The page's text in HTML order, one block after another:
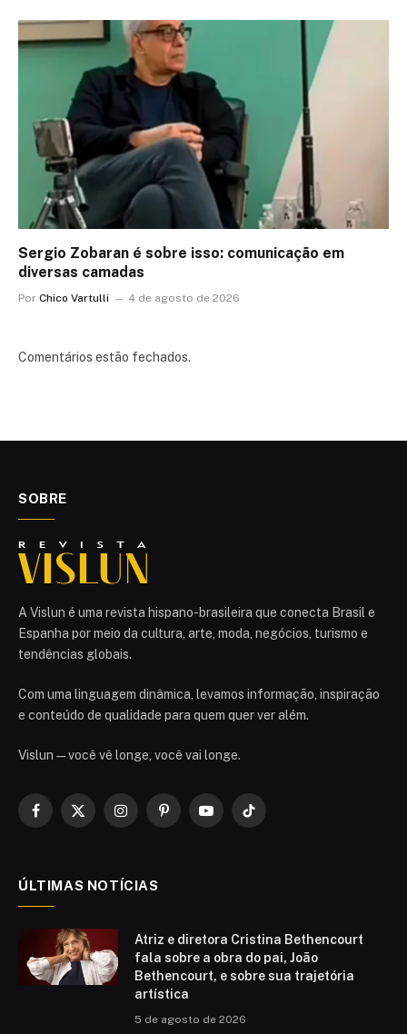
Sergio Zobaran é sobre isso: comunicação em
diversas camadas
Por Chico Vartulli 4 de agosto de 2026
Comentários estão fechados.
SOBRE
A Vislun é uma revista hispano-brasileira que conecta Brasil e
Espanha por meio da cultura, arte, moda, negócios, turismo e
tendências globais.
Com uma linguagem dinâmica, levamos informação, inspiração
e conteúdo de qualidade para quem quer ver além.
Vislun — você vê longe, você vai longe.
Facebook
X
InstagramPinterestYouTubeTikTok
ÚLTIMAS NOTÍCIAS
Atriz e diretora Cristina Bethencourt
fala sobre a obra do pai, João
Bethencourt, e sobre sua trajetória
artística
5 de agosto de 2026